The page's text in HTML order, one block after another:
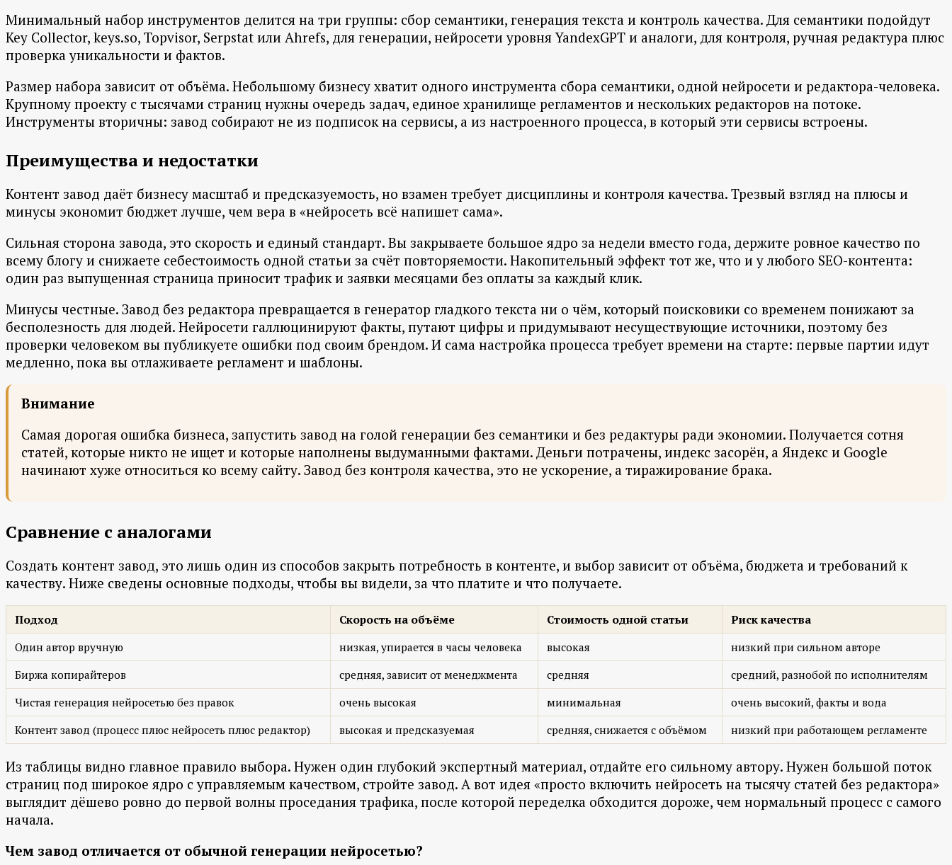
Минимальный набор инструментов делится на три группы: сбор семантики, генерация текста и контроль качества. Для семантики подойдут
Key Collector, keys.so, Topvisor, Serpstat или Ahrefs, для генерации, нейросети уровня YandexGPT и аналоги, для контроля, ручная редактура плюс
проверка уникальности и фактов.
Размер набора зависит от объёма. Небольшому бизнесу хватит одного инструмента сбора семантики, одной нейросети и редактора-человека.
Крупному проекту с тысячами страниц нужны очередь задач, единое хранилище регламентов и нескольких редакторов на потоке.
Инструменты вторичны: завод собирают не из подписок на сервисы, а из настроенного процесса, в который эти сервисы встроены.
Преимущества и недостатки
Контент завод даёт бизнесу масштаб и предсказуемость, но взамен требует дисциплины и контроля качества. Трезвый взгляд на плюсы и
минусы экономит бюджет лучше, чем вера в «нейросеть всё напишет сама».
Сильная сторона завода, это скорость и единый стандарт. Вы закрываете большое ядро за недели вместо года, держите ровное качество по
всему блогу и снижаете себестоимость одной статьи за счёт повторяемости. Накопительный эффект тот же, что и у любого SEO-контента:
один раз выпущенная страница приносит трафик и заявки месяцами без оплаты за каждый клик.
Минусы честные. Завод без редактора превращается в генератор гладкого текста ни о чём, который поисковики со временем понижают за
бесполезность для людей. Нейросети галлюцинируют факты, путают цифры и придумывают несуществующие источники, поэтому без
проверки человеком вы публикуете ошибки под своим брендом. И сама настройка процесса требует времени на старте: первые партии идут
медленно, пока вы отлаживаете регламент и шаблоны.
Внимание
Самая дорогая ошибка бизнеса, запустить завод на голой генерации без семантики и без редактуры ради экономии. Получается сотня
статей, которые никто не ищет и которые наполнены выдуманными фактами. Деньги потрачены, индекс засорён, а Яндекс и Google
начинают хуже относиться ко всему сайту. Завод без контроля качества, это не ускорение, а тиражирование брака.
Сравнение с аналогами
Создать контент завод, это лишь один из способов закрыть потребность в контенте, и выбор зависит от объёма, бюджета и требований к
качеству. Ниже сведены основные подходы, чтобы вы видели, за что платите и что получаете.
Подход Скорость на объёме Стоимость одной статьи
Риск качества
Один автор вручную
низкая, упирается в часы человека высокая
низкий при сильном авторе
Биржа копирайтеров
средняя, зависит от менеджмента средняя
средний, разнобой по исполнителям
Чистая генерация нейросетью без правок
очень высокая минимальная
очень высокий, факты и вода
Контент завод (процесс плюс нейросеть плюс редактор)
высокая и предсказуемая средняя, снижается с объёмом низкий при работающем регламенте
Из таблицы видно главное правило выбора. Нужен один глубокий экспертный материал, отдайте его сильному автору. Нужен большой поток
страниц под широкое ядро с управляемым качеством, стройте завод. А вот идея «просто включить нейросеть на тысячу статей без редактора»
выглядит дёшево ровно до первой волны проседания трафика, после которой переделка обходится дороже, чем нормальный процесс с самого
начала.
Чем завод отличается от обычной генерации нейросетью?